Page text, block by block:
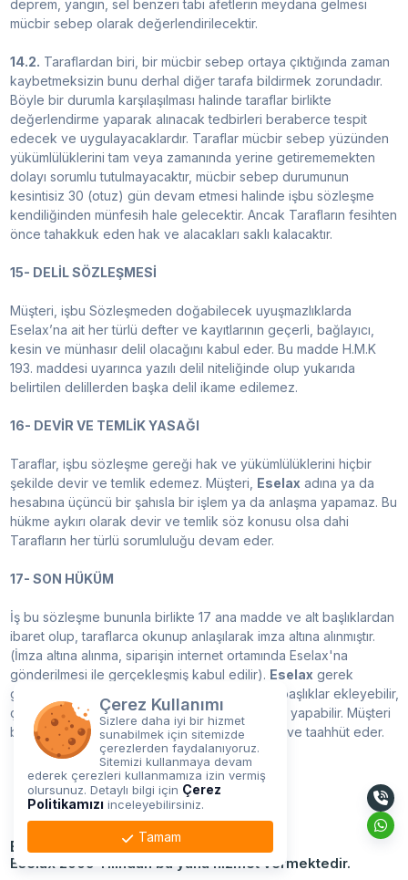
deprem, yangın, sel benzeri tabi afetlerin meydana gelmesi
mücbir sebep olarak değerlendirilecektir.
14.2. Taraflardan biri, bir mücbir sebep ortaya çıktığında zaman
kaybetmeksizin bunu derhal diğer tarafa bildirmek zorundadır.
Böyle bir durumla karşılaşılması halinde taraflar birlikte
değerlendirme yaparak alınacak tedbirleri beraberce tespit
edecek ve uygulayacaklardır. Taraflar mücbir sebep yüzünden
yükümlülüklerini tam veya zamanında yerine getirememekten
dolayı sorumlu tutulmayacaktır, mücbir sebep durumunun
kesintisiz 30 (otuz) gün devam etmesi halinde işbu sözleşme
kendiliğinden münfesih hale gelecektir. Ancak Tarafların fesihten
önce tahakkuk eden hak ve alacakları saklı kalacaktır.
15- DELİL SÖZLEŞMESİ
Müşteri, işbu Sözleşmeden doğabilecek uyuşmazlıklarda
Eselax’na ait her türlü defter ve kayıtlarının geçerli, bağlayıcı,
kesin ve münhasır delil olacağını kabul eder. Bu madde H.M.K
193. maddesi uyarınca yazılı delil niteliğinde olup yukarıda
belirtilen delillerden başka delil ikame edilemez.
16- DEVİR VE TEMLİK YASAĞI
Taraflar, işbu sözleşme gereği hak ve yükümlülüklerini hiçbir
şekilde devir ve temlik edemez. Müşteri, Eselax adına ya da
hesabına üçüncü bir şahısla bir işlem ya da anlaşma yapamaz. Bu
hükme aykırı olarak devir ve temlik söz konusu olsa dahi
Tarafların her türlü sorumluluğu devam eder.
17- SON HÜKÜM
İş bu sözleşme bununla birlikte 17 ana madde ve alt başlıklardan
ibaret olup, taraflarca okunup anlaşılarak imza altına alınmıştır.
(İmza altına alınma, siparişin internet ortamında Eselax'na
gönderilmesi ile gerçekleşmiş kabul edilir). Eselax gerek
gördüğü takdirde yeni maddeler ve/veya alt başlıklar ekleyebilir,
çıkartabilir ya da maddeler üzerinde değişiklik yapabilir. Müşteri
bu değişiklikleri önceden kabul ettiğini beyan ve taahhüt eder.
Eselax İnternet Hizmetleri
Eselax 2009 Yılından bu yana hizmet vermektedir.
Çerez Kullanımı
Sizlere daha iyi bir hizmet
sunabilmek için sitemizde
çerezlerden faydalanıyoruz.
Sitemizi kullanmaya devam
ederek çerezleri kullanmamıza izin vermiş
olursunuz. Detaylı bilgi için Çerez
Politikamızı inceleyebilirsiniz.
Tamam